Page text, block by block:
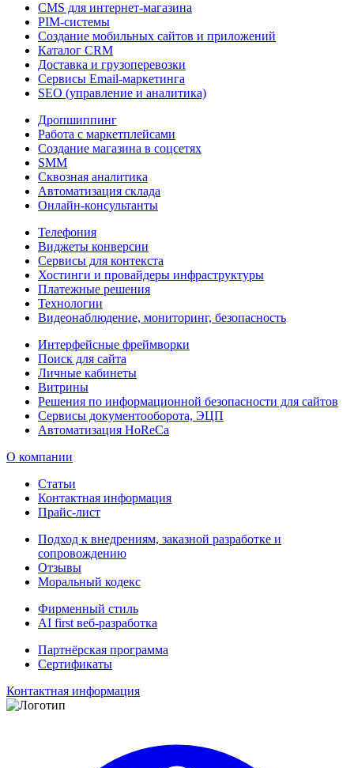
CMS для интернет-магазина
PIM-системы
Создание мобильных сайтов и приложений
Каталог CRM
Доставка и грузоперевозки
Сервисы Email-маркетинга
SEO (управление и аналитика)
Дропшиппинг
Работа с маркетплейсами
Создание магазина в соцсетях
SMM
Сквозная аналитика
Автоматизация склада
Онлайн-консультанты
Телефония
Виджеты конверсии
Сервисы для контекста
Хостинги и провайдеры инфраструктуры
Платежные решения
Технологии
Видеонаблюдение, мониторинг, безопасность
Интерфейсные фреймворки
Поиск для сайта
Личные кабинеты
Витрины
Решения по информационной безопасности для сайтов
Сервисы документооборота, ЭЦП
Автоматизация HoReCa
О компании
Статьи
Контактная информация
Прайс-лист
Подход к внедрениям, заказной разработке и
сопровождению
Отзывы
Моральный кодекс
Фирменный стиль
AI first веб-разработка
Партнёрская программа
Сертификаты
Контактная информация